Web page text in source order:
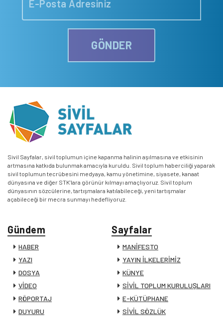
GÖNDER
Sivil Sayfalar, sivil toplumun içine kapanma halinin aşılmasına ve etkisinin
artmasına katkıda bulunmak amacıyla kuruldu. Sivil toplum haberciliği yaparak
sivil toplumun tecrübesini medyaya, kamu yönetimine, siyasete, kanaat
dünyasına ve diğer STK’lara görünür kılmayı amaçlıyoruz. Sivil toplum
dünyasının sözcülerine, tartışmalara katılabileceği, yeni tartışmalar
açabileceği bir mecra sunmayı hedefliyoruz.
Gündem
HABER
YAZI
DOSYA
VİDEO
RÖPORTAJ
DUYURU
Sayfalar
MANİFESTO
YAYIN İLKELERİMİZ
KÜNYE
SİVİL TOPLUM KURULUŞLARI
E-KÜTÜPHANE
SİVİL SÖZLÜK